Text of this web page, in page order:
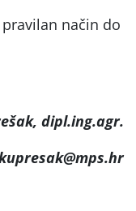
način do
dipl.ing.agr.